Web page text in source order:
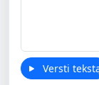
Versti